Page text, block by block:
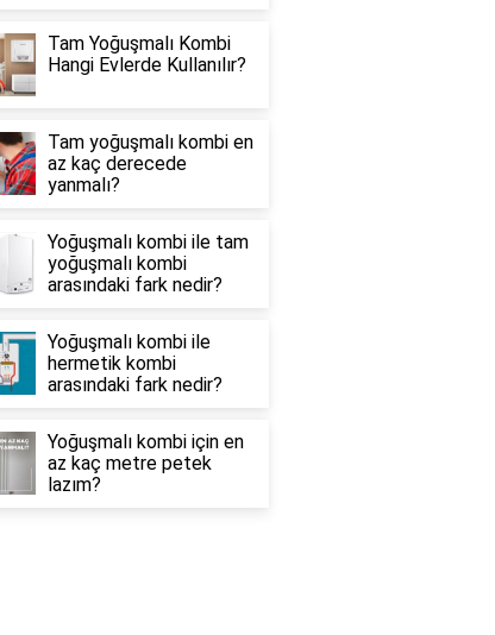
Tam Yoğuşmalı Kombi
Hangi Evlerde Kullanılır?
Tam yoğuşmalı kombi en
az kaç derecede
yanmalı?
Yoğuşmalı kombi ile tam
yoğuşmalı kombi
arasındaki fark nedir?
Yoğuşmalı kombi ile
hermetik kombi
arasındaki fark nedir?
Yoğuşmalı kombi için en
az kaç metre petek
lazım?